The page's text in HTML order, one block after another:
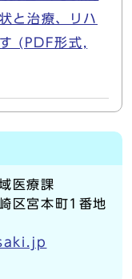
と治療、リハ
(PDF形式,
医療課
区宮本町1番地